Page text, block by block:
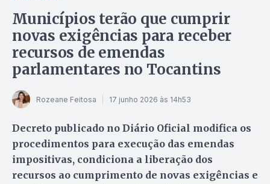
Municípios terão que cumprir
novas exigências para receber
recursos de emendas
parlamentares no Tocantins
Rozeane Feitosa 17 junho 2026 às 14h53
Decreto publicado no Diário Oficial modifica os
procedimentos para execução das emendas
impositivas, condiciona a liberação dos
recursos ao cumprimento de novas exigências e